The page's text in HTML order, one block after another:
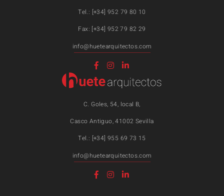
Tel.: [+34] 952 79 80 10
Fax: [+34] 952 79 82 29
info@huetearquitectos.com
C. Goles, 54, local B,
Casco Antiguo, 41002 Sevilla
Tel.: [+34] 955 69 73 15
info@huetearquitectos.com